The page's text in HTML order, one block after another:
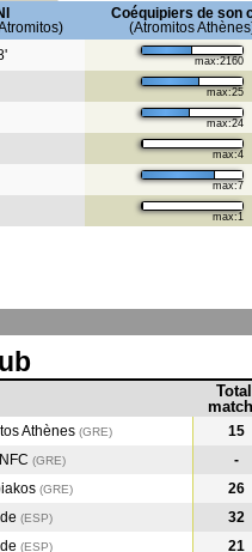
Coéquipiers de son
(Atromitos
max:2160
max:25
max:24
max:4
max:7
max:1
Total
Athènes (GRE)
15
(GRE)
-
(GRE)
26
(ESP)
32
(ESP) 21